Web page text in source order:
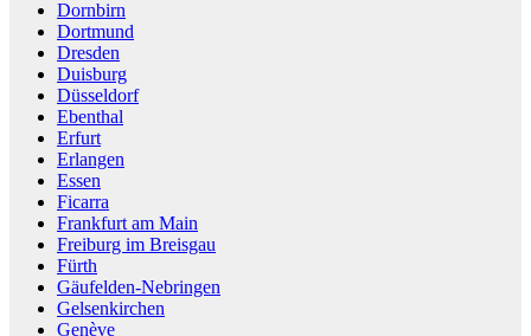
Dornbirn
Dortmund
Dresden
Duisburg
Düsseldorf
Ebenthal
Erfurt
Erlangen
Essen
Ficarra
Frankfurt am Main
Freiburg im Breisgau
Fürth
Gäufelden-Nebringen
Gelsenkirchen
Genève